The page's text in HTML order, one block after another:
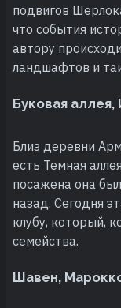
подвигов
что события
автору
ландшафтов и
Буковая
Близ деревни
есть Темная
посажена она
назад. Сегодня
клубу, который,
семейства.
Шавен,